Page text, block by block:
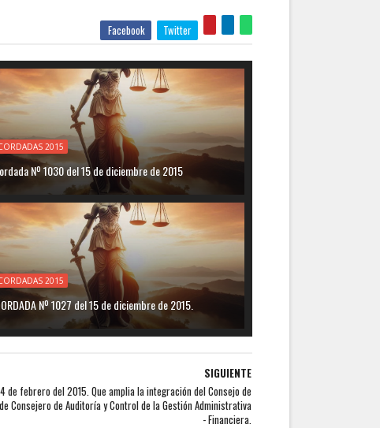
Facebook Twitter
2015
Nº 1030 del 15 de diciembre de 2015
2015
Nº 1027 del 15 de diciembre de 2015.
SIGUIENTE
de febrero del 2015. Que amplia la integración del Consejo de
Consejero de Auditoría y Control de la Gestión Administrativa
- Financiera.